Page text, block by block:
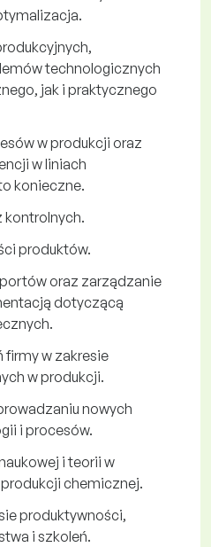
technologicznych
jak i praktycznego
w produkcji oraz
w liniach
konieczne.
kontrolnych.
produktów.
oraz zarządzanie
dotyczącą
firmy w zakresie
w produkcji.
nowych
i procesów.
i teorii w
chemicznej.
produktywności,
i szkoleń.